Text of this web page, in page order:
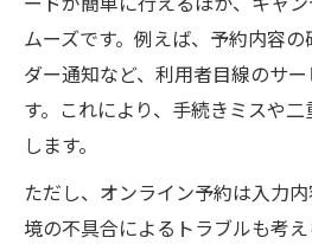
ムーズです。例えば、予約内容
ダー通知など、利用者目線のサ
す。これにより、手続きミスや
します。
ただし、オンライン予約は入力
境の不具合によるトラブルも考